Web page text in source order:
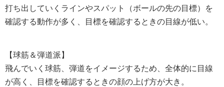
打ち出していくラインやスパット（ボールの先の目標）を
確認する動作が多く、目標を確認するときの目線が低い。
【球筋＆弾道派】
飛んでいく球筋、弾道をイメージするため、全体的に目線
が高く、目標を確認するときの顔の上げ方が大き。